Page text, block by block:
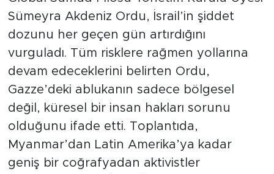
Sümeyra Akdeniz Ordu, İsrail’in şiddet
dozunu her geçen gün artırdığını
vurguladı. Tüm risklere rağmen yollarına
devam edeceklerini belirten Ordu,
Gazze’deki ablukanın sadece bölgesel
değil, küresel bir insan hakları sorunu
olduğunu ifade etti. Toplantıda,
Myanmar’dan Latin Amerika’ya kadar
geniş bir coğrafyadan aktivistler